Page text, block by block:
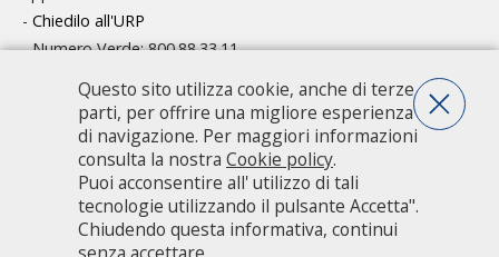
- Chiedilo all'URP
- Numero Verde: 800.88.33.11
Consulta l'organigramma
Accedi agli atti
Guida pratica ai servizi e alla modulistica
Città metropolitana di Milano - Via Vivaio, 1 - 20122 Milano - centralino
Questo sito utilizza cookie, anche di terze
parti, per offrire una migliore esperienza
di navigazione. Per maggiori informazioni
consulta la nostra Cookie policy.
Puoi acconsentire all' utilizzo di tali
tecnologie utilizzando il pulsante Accetta".
Chiudendo questa informativa, continui